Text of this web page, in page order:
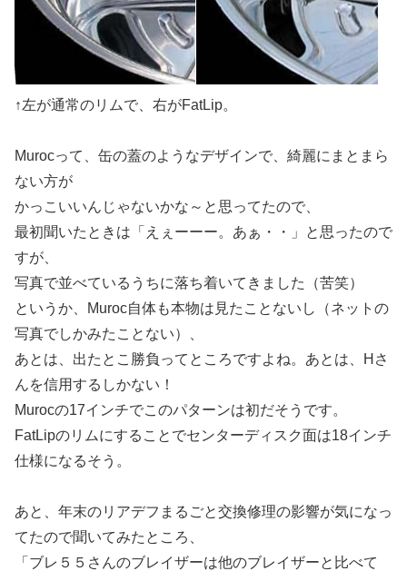
↑左が通常のリムで、右がFatLip。
Murocって、缶の蓋のようなデザインで、綺麗にまとまら
ない方が
かっこいいんじゃないかな～と思ってたので、
最初聞いたときは「えぇーーー。あぁ・・」と思ったので
すが、
写真で並べているうちに落ち着いてきました（苦笑）
というか、Muroc自体も本物は見たことないし（ネットの
写真でしかみたことない）、
あとは、出たとこ勝負ってところですよね。あとは、Hさ
んを信用するしかない！
Murocの17インチでこのパターンは初だそうです。
FatLipのリムにすることでセンターディスク面は18インチ
仕様になるそう。
あと、年末のリアデフまるごと交換修理の影響が気になっ
てたので聞いてみたところ、
「ブレ５５さんのブレイザーは他のブレイザーと比べて